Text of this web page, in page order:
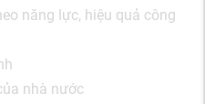
năng lực, hiệu quả công
nhà nước